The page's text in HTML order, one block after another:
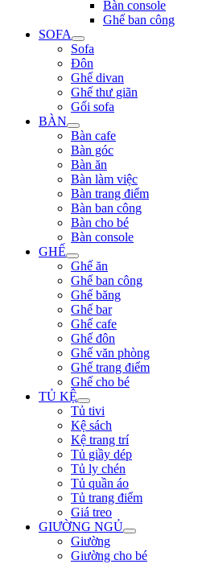
Bàn console
Ghế ban công
SOFA
Sofa
Đôn
Ghế divan
Ghế thư giãn
Gối sofa
BÀN
Bàn cafe
Bàn góc
Bàn ăn
Bàn làm việc
Bàn trang điểm
Bàn ban công
Bàn cho bé
Bàn console
GHẾ
Ghế ăn
Ghế ban công
Ghế băng
Ghế bar
Ghế cafe
Ghế đôn
Ghế văn phòng
Ghế trang điểm
Ghế cho bé
TỦ KỆ
Tủ tivi
Kệ sách
Kệ trang trí
Tủ giầy dép
Tủ ly chén
Tủ quần áo
Tủ trang điểm
Giá treo
GIƯỜNG NGỦ
Giường
Giường cho bé